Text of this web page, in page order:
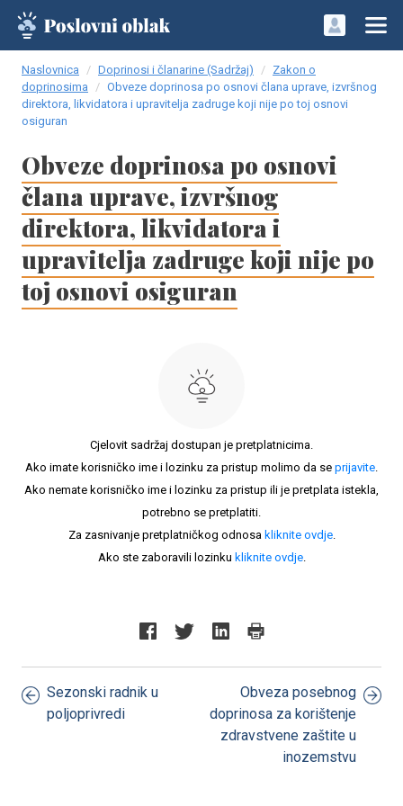
Naslovnica Doprinosi i članarine (Sadržaj)
Zakon o
doprinosima
Obveze doprinosa po osnovi člana uprave, izvršnog
direktora, likvidatora i upravitelja zadruge koji nije po toj osnovi
osiguran
Obveze doprinosa po osnovi
člana uprave, izvršnog
direktora, likvidatora i
upravitelja zadruge koji nije po
toj osnovi osiguran
Cjelovit sadržaj dostupan je pretplatnicima.
Ako imate korisničko ime i lozinku za pristup molimo da se prijavite.
Ako nemate korisničko ime i lozinku za pristup ili je pretplata istekla,
potrebno se pretplatiti.
Za zasnivanje pretplatničkog odnosa kliknite ovdje.
Ako ste zaboravili lozinku kliknite ovdje.
Sezonski radnik u
poljoprivredi
Obveza posebnog
doprinosa za korištenje
zdravstvene zaštite u
inozemstvu